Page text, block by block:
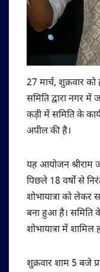
27 मार्च, शुक्रवार
समिति द्वारा नगर में
कड़ी में समिति के
अपील की है।
यह आयोजन श्रीराम
पिछले 18 वर्षों से
शोभायात्रा को
बना हुआ है।
शोभायात्रा में
शुक्रवार शाम 5 बजे